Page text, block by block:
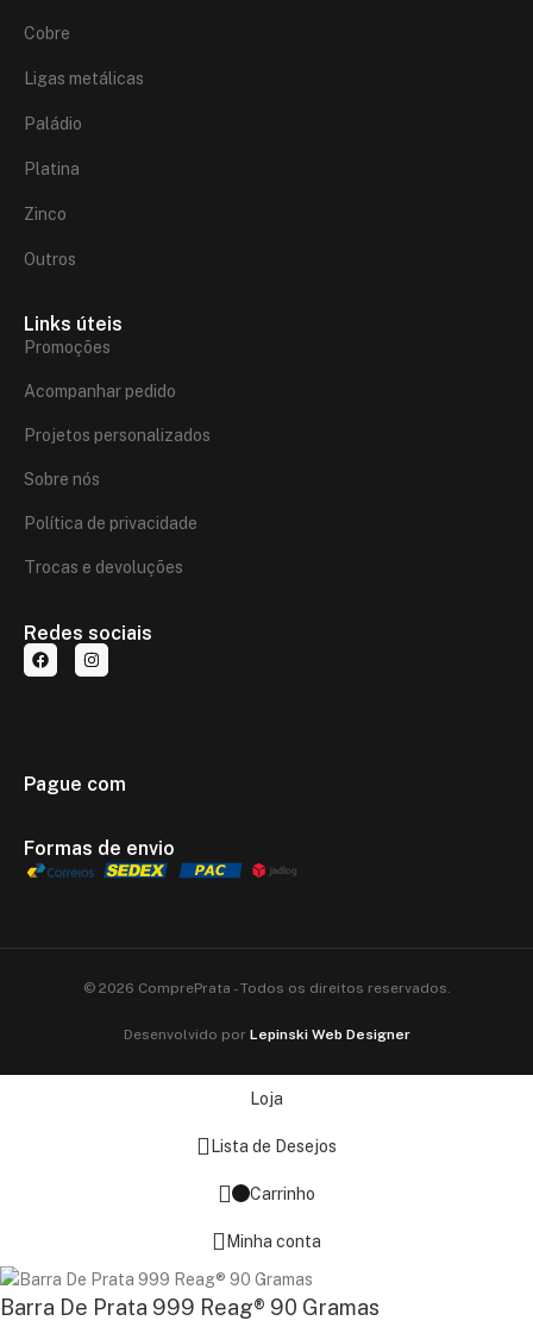
Cobre
Ligas metálicas
Paládio
Platina
Zinco
Outros
Links úteis
Promoções
Acompanhar pedido
Projetos personalizados
Sobre nós
Política de privacidade
Trocas e devoluções
Redes sociais
Pague com
Formas de envio
© 2026 ComprePrata - Todos os direitos reservados.
Desenvolvido por Lepinski Web Designer
Loja
Lista de Desejos
Carrinho
Minha conta
Barra De Prata 999 Reag® 90 Gramas